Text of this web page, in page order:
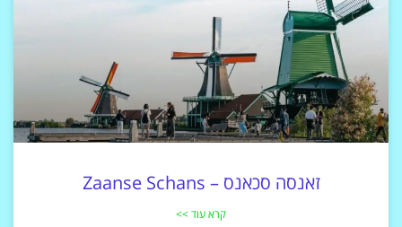
זאנסה סכאנס – Zaanse Schans
קרא עוד >>